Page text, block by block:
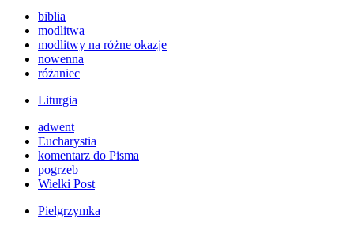
biblia
modlitwa
modlitwy na różne okazje
nowenna
różaniec
Liturgia
adwent
Eucharystia
komentarz do Pisma
pogrzeb
Wielki Post
Pielgrzymka